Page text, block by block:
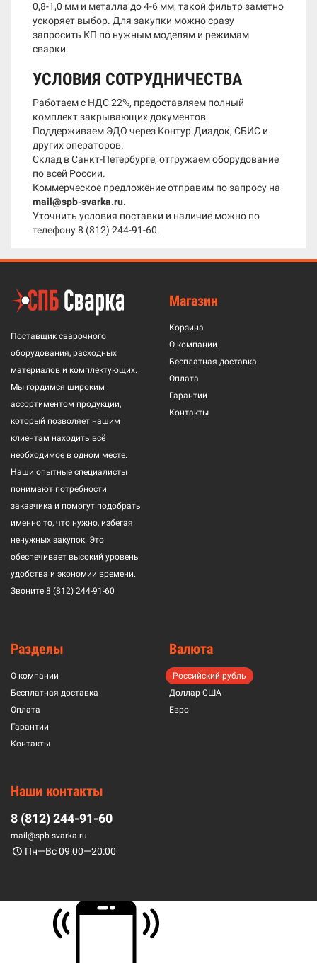
0,8-1,0 мм и металла до 4-6 мм, такой фильтр заметно
ускоряет выбор. Для закупки можно сразу
запросить КП по нужным моделям и режимам
сварки.
УСЛОВИЯ СОТРУДНИЧЕСТВА
Работаем с НДС 22%, предоставляем полный
комплект закрывающих документов.
Поддерживаем ЭДО через Контур.Диадок, СБИС и
других операторов.
Склад в Санкт-Петербурге, отгружаем оборудование
по всей России.
Коммерческое предложение отправим по запросу на
mail@spb-svarka.ru.
Уточнить условия поставки и наличие можно по
телефону8 (812) 244-91-60.
Поставщик сварочного
оборудования, расходных
материалов и комплектующих.
Мы гордимся широким
ассортиментом продукции,
который позволяет нашим
клиентам находить всё
необходимое в одном месте.
Наши опытные специалисты
понимают потребности
заказчика и помогут подобрать
именно то, что нужно, избегая
ненужных закупок. Это
обеспечивает высокий уровень
удобства и экономии времени.
Звоните 8 (812) 244-91-60
Магазин
Корзина
О компании
Бесплатная доставка
Оплата
Гарантии
Контакты
Разделы
О компании
Бесплатная доставка
Оплата
Гарантии
Контакты
Валюта
Российский рубль
Доллар США
Евро
Наши контакты
8 (812) 244-91-60
mail@spb-svarka.ru
Пн—Вс 09:00—20:00